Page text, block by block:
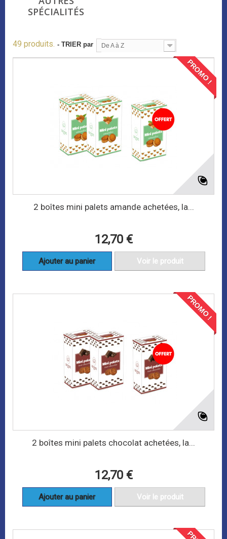
SPÉCIALITÉS
49 produits. - TRIER par De A à Z
PROMO !
2 boîtes mini palets amande achetées, la...
12,70 €
Ajouter au panier Voir le produit
PROMO !
2 boîtes mini palets chocolat achetées, la...
12,70 €
Ajouter au panier Voir le produit